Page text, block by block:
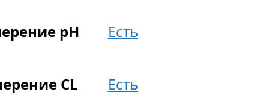
pH Есть
CL Есть